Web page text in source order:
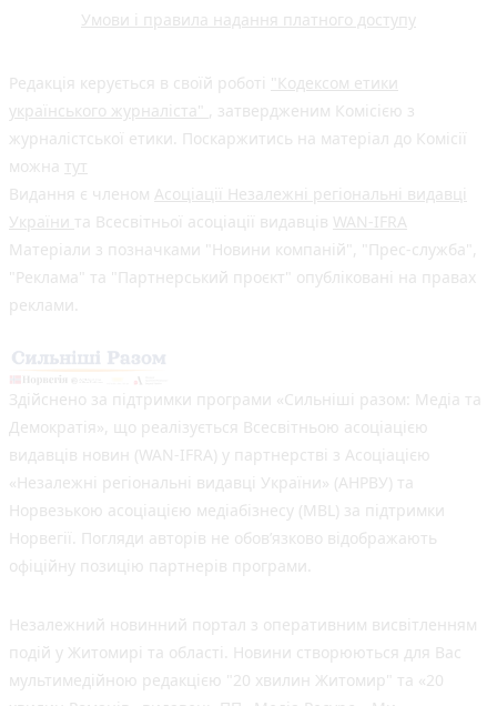
Умови і правила надання платного доступу
Редакція керується в своїй роботі "Кодексом етики
українського журналіста" , затвердженим Комісією з
журналістської етики. Поскаржитись на матеріал до Комісії
можна тут
Видання є членом Асоціації Незалежні регіональні видавці
України та Всесвітньої асоціації видавців WAN-IFRA
Матеріали з позначками "Новини компаній", "Прес-служба",
"Реклама" та "Партнерський проєкт" опубліковані на правах
реклами.
Здійснено за підтримки програми «Сильніші разом: Медіа та
Демократія», що реалізується Всесвітньою асоціацією
видавців новин (WAN-IFRA) у партнерстві з Асоціацією
«Незалежні регіональні видавці України» (АНРВУ) та
Норвезькою асоціацією медіабізнесу (MBL) за підтримки
Норвегії. Погляди авторів не обов’язково відображають
офіційну позицію партнерів програми.
Незалежний новинний портал з оперативним висвітленням
подій у Житомирі та області. Новини створюються для Вас
мультимедійною редакцією "20 хвилин Житомир" та «20